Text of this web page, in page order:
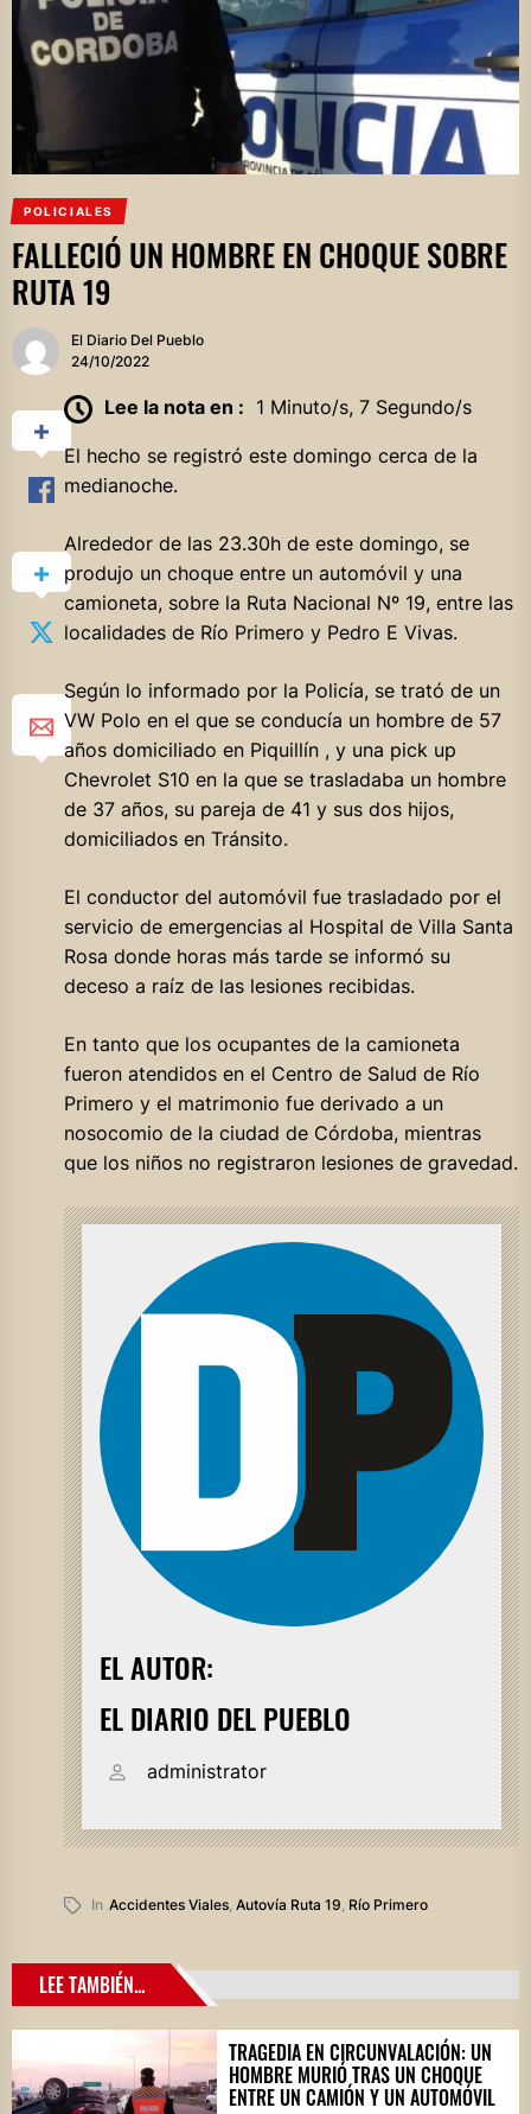
POLICIALES
FALLECIÓ UN HOMBRE EN CHOQUE SOBRE
RUTA 19
El Diario Del Pueblo
24/10/2022
Lee la nota en : 1 Minuto/s, 7 Segundo/s
El hecho se registró este domingo cerca de la
medianoche.
Alrededor de las 23.30h de este domingo, se
produjo un choque entre un automóvil y una
camioneta, sobre la Ruta Nacional Nº 19, entre las
localidades de Río Primero y Pedro E Vivas.
Según lo informado por la Policía, se trató de un
VW Polo en el que se conducía un hombre de 57
años domiciliado en Piquillín , y una pick up
Chevrolet S10 en la que se trasladaba un hombre
de 37 años, su pareja de 41 y sus dos hijos,
domiciliados en Tránsito.
El conductor del automóvil fue trasladado por el
servicio de emergencias al Hospital de Villa Santa
Rosa donde horas más tarde se informó su
deceso a raíz de las lesiones recibidas.
En tanto que los ocupantes de la camioneta
fueron atendidos en el Centro de Salud de Río
Primero y el matrimonio fue derivado a un
nosocomio de la ciudad de Córdoba, mientras
que los niños no registraron lesiones de gravedad.
EL AUTOR:
EL DIARIO DEL PUEBLO
administrator
In Accidentes Viales, Autovía Ruta 19, Río Primero
LEE TAMBIÉN...
TRAGEDIA EN CIRCUNVALACIÓN: UN
HOMBRE MURIÓ TRAS UN CHOQUE
ENTRE UN CAMIÓN Y UN AUTOMÓVIL